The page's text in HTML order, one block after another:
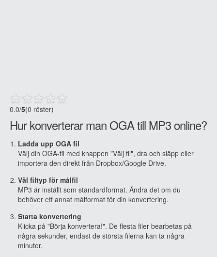
0.0/5(0 röster)
Hur konverterar man OGA till MP3 online?
Ladda upp OGA fil
Välj din OGA-fil med knappen "Välj fil", dra och släpp eller
importera den direkt från Dropbox/Google Drive.
Väl filtyp för målfil
MP3 är inställt som standardformat. Ändra det om du
behöver ett annat målformat för din konvertering.
Starta konvertering
Klicka på "Börja konvertera!". De flesta filer bearbetas på
några sekunder, endast de största filerna kan ta några
minuter.